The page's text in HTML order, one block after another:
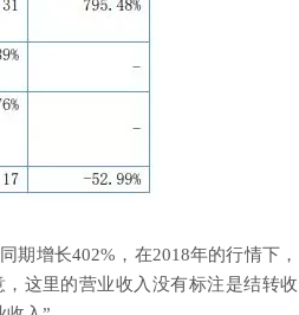
期增长402%，在2018年的行情下，
这里的营业收入没有标注是结转收